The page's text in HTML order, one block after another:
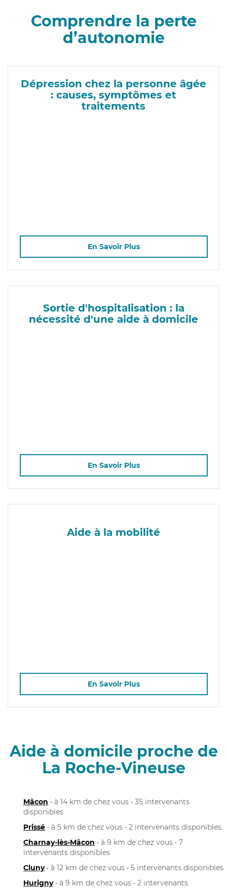
Comprendre la perte
d’autonomie
Dépression chez la personne âgée
: causes, symptômes et
traitements
En Savoir Plus
Sortie d'hospitalisation : la
nécessité d'une aide à domicile
En Savoir Plus
Aide à la mobilité
En Savoir Plus
Aide à domicile proche de
La Roche-Vineuse
Mâcon • à 14 km de chez vous • 35 intervenants
disponibles
Prissé • à 5 km de chez vous • 2 intervenants disponibles
Charnay-lès-Mâcon • à 9 km de chez vous • 7
intervenants disponibles
Cluny• à 12 km de chez vous • 5 intervenants disponibles
Hurigny• à 9 km de chez vous • 2 intervenants